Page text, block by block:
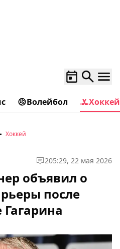
Волейбол Хоккей
Хоккей
205:29, 22 мая 2026
объявил о
после